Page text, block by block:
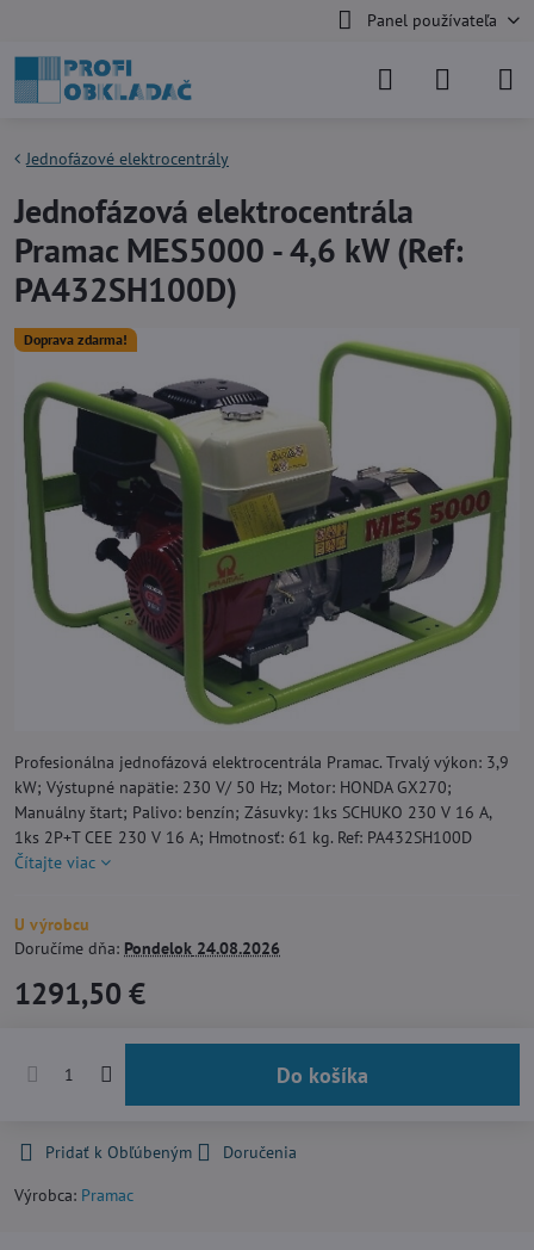
Panel používateľa
Doprava zdarma!
Jednofázové elektrocentrály
Jednofázová elektrocentrála
Pramac MES5000 - 4,6 kW (Ref:
PA432SH100D)
Profesionálna jednofázová elektrocentrála Pramac. Trvalý výkon: 3,9
kW; Výstupné napätie: 230 V/ 50 Hz; Motor: HONDA GX270;
Manuálny štart; Palivo: benzín; Zásuvky: 1ks SCHUKO 230 V 16 A,
1ks 2P+T CEE 230 V 16 A; Hmotnosť: 61 kg. Ref: PA432SH100D
Čítajte viac
U výrobcu
Doručíme dňa: Pondelok 24.08.2026
1291,50 €
Do košíka
Pridať k Obľúbeným
Doručenia
Výrobca: Pramac